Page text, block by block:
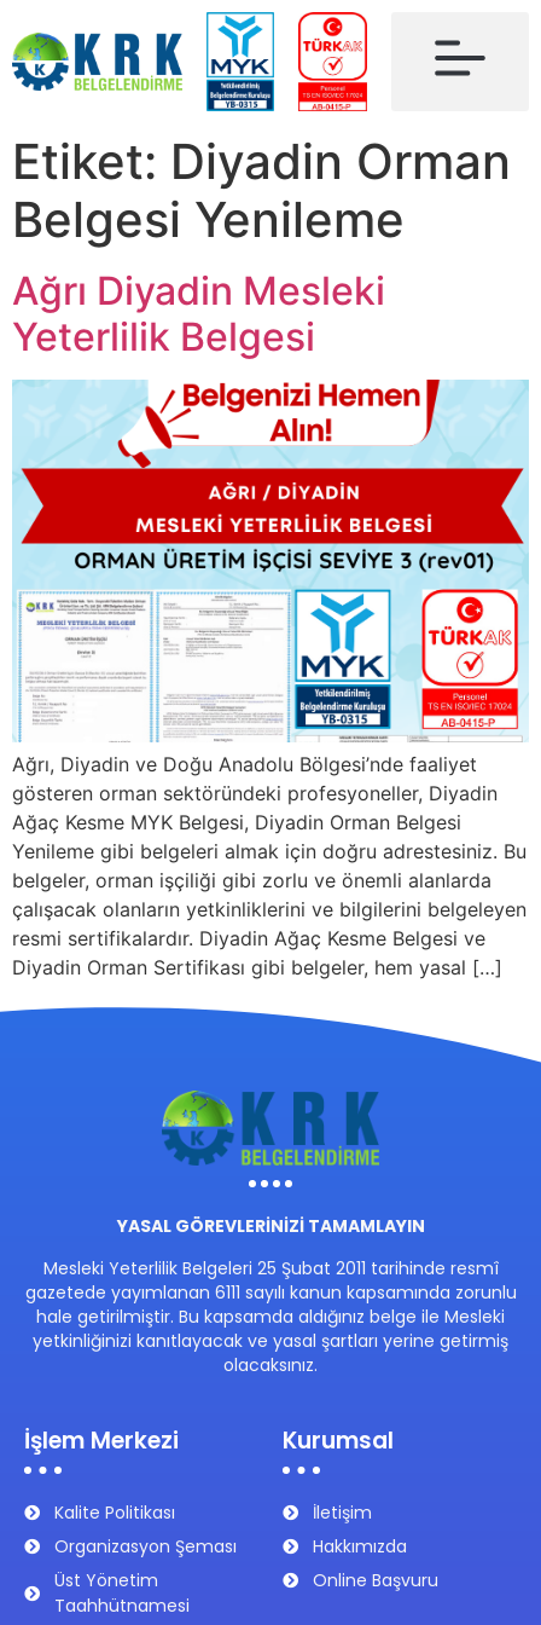
Etiket: Diyadin Orman
Belgesi Yenileme
Ağrı Diyadin Mesleki
Yeterlilik Belgesi
Ağrı, Diyadin ve Doğu Anadolu Bölgesi’nde faaliyet
gösteren orman sektöründeki profesyoneller, Diyadin
Ağaç Kesme MYK Belgesi, Diyadin Orman Belgesi
Yenileme gibi belgeleri almak için doğru adrestesiniz. Bu
belgeler, orman işçiliği gibi zorlu ve önemli alanlarda
çalışacak olanların yetkinliklerini ve bilgilerini belgeleyen
resmi sertifikalardır. Diyadin Ağaç Kesme Belgesi ve
Diyadin Orman Sertifikası gibi belgeler, hem yasal […]
YASAL GÖREVLERİNİZİ TAMAMLAYIN
Mesleki Yeterlilik Belgeleri 25 Şubat 2011 tarihinde resmî
gazetede yayımlanan 6111 sayılı kanun kapsamında zorunlu
hale getirilmiştir. Bu kapsamda aldığınız belge ile Mesleki
yetkinliğinizi kanıtlayacak ve yasal şartları yerine getirmiş
olacaksınız.
İşlem Merkezi
Kalite Politikası
Organizasyon Şeması
Üst Yönetim
Taahhütnamesi
Kurumsal
İletişim
Hakkımızda
Online Başvuru